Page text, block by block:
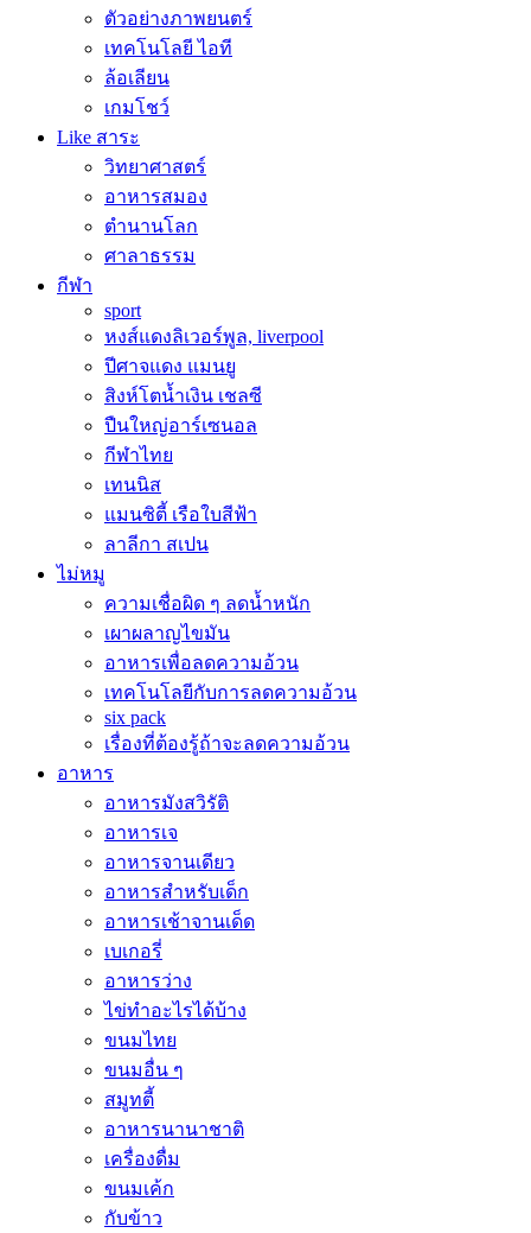
ตัวอย่างภาพยนตร์
เทคโนโลยี ไอที
ล้อเลียน
เกมโชว์
Like สาระ
วิทยาศาสตร์
อาหารสมอง
ตำนานโลก
ศาลาธรรม
กีฬา
sport
หงส์แดงลิเวอร์พูล, liverpool
ปีศาจแดง แมนยู
สิงห์โตน้ำเงิน เชลซี
ปืนใหญ่อาร์เซนอล
กีฬาไทย
เทนนิส
แมนซิตี้ เรือใบสีฟ้า
ลาลีกา สเปน
ไม่หมู
ความเชื่อผิด ๆ ลดน้ำหนัก
เผาผลาญไขมัน
อาหารเพื่อลดความอ้วน
เทคโนโลยีกับการลดความอ้วน
six pack
เรื่องที่ต้องรู้ถ้าจะลดความอ้วน
อาหาร
อาหารมังสวิรัติ
อาหารเจ
อาหารจานเดียว
อาหารสำหรับเด็ก
อาหารเช้าจานเด็ด
เบเกอรี่
อาหารว่าง
ไข่ทำอะไรได้บ้าง
ขนมไทย
ขนมอื่น ๆ
สมูทตี้
อาหารนานาชาติ
เครื่องดื่ม
ขนมเค้ก
กับข้าว